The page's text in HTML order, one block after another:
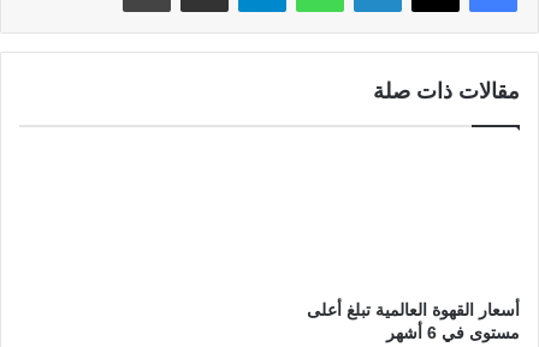
مقالات ذات صلة
أسعار القهوة العالمية تبلغ أعلى
مستوى في 6 أشهر